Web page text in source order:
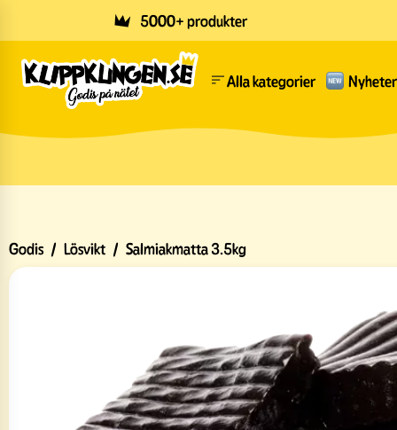
5000+ produkter
Alla kategorier Nyheter
Godis / Lösvikt / Salmiakmatta 3.5kg